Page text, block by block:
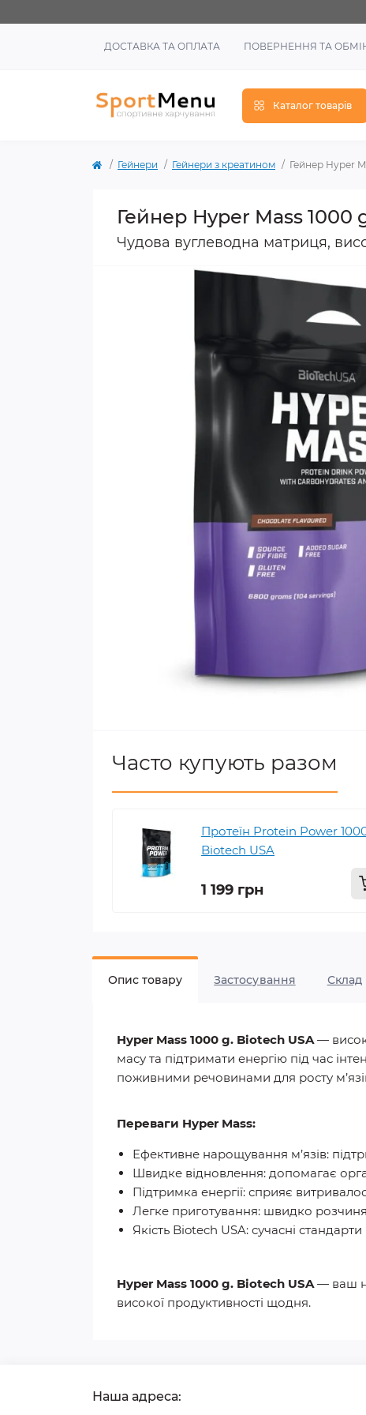
ДОСТАВКА ТА ОПЛАТА ПОВЕРНЕННЯ ТА
Каталог товарів
Гейнери Гейнери з креатином Гейнер Hyper
Гейнер Hyper Mass 1000
Чудова вуглеводна матриця,
Часто купують разом
Протеїн Protein Power
Biotech USA
1 199 грн
Опис товару Застосування Склад
Hyper Mass 1000 g. Biotech USA—
масу та підтримати енергію під час
поживними речовинами для росту
Переваги Hyper Mass:
Ефективне нарощування м’язів:
Швидке відновлення: допомагає
Підтримка енергії: сприяє
Легке приготування: швидко
Якість Biotech USA: сучасні
Hyper Mass 1000 g. Biotech USA— ваш
високої продуктивності щодня.
Наша адреса: